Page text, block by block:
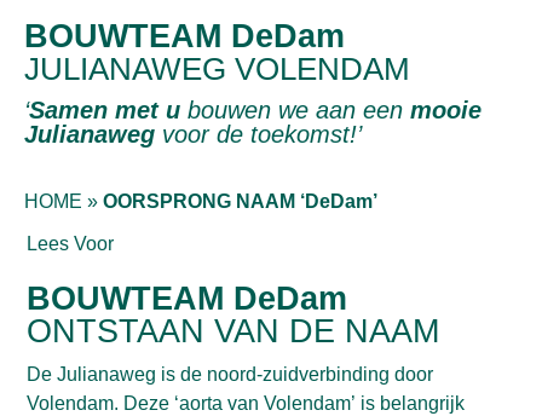
BOUWTEAM DeDam
JULIANAWEG VOLENDAM
‘Samen met u bouwen we aan een mooie
Julianaweg voor de toekomst!’
HOME » OORSPRONG NAAM ‘DeDam’
Lees Voor
BOUWTEAM DeDam
ONTSTAAN VAN DE NAAM
De Julianaweg is de noord-zuidverbinding door
Volendam. Deze ‘aorta van Volendam’ is belangrijk